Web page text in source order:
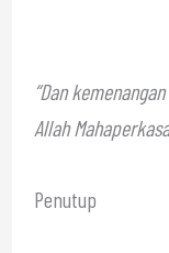
“Dan
Allah
Penutup